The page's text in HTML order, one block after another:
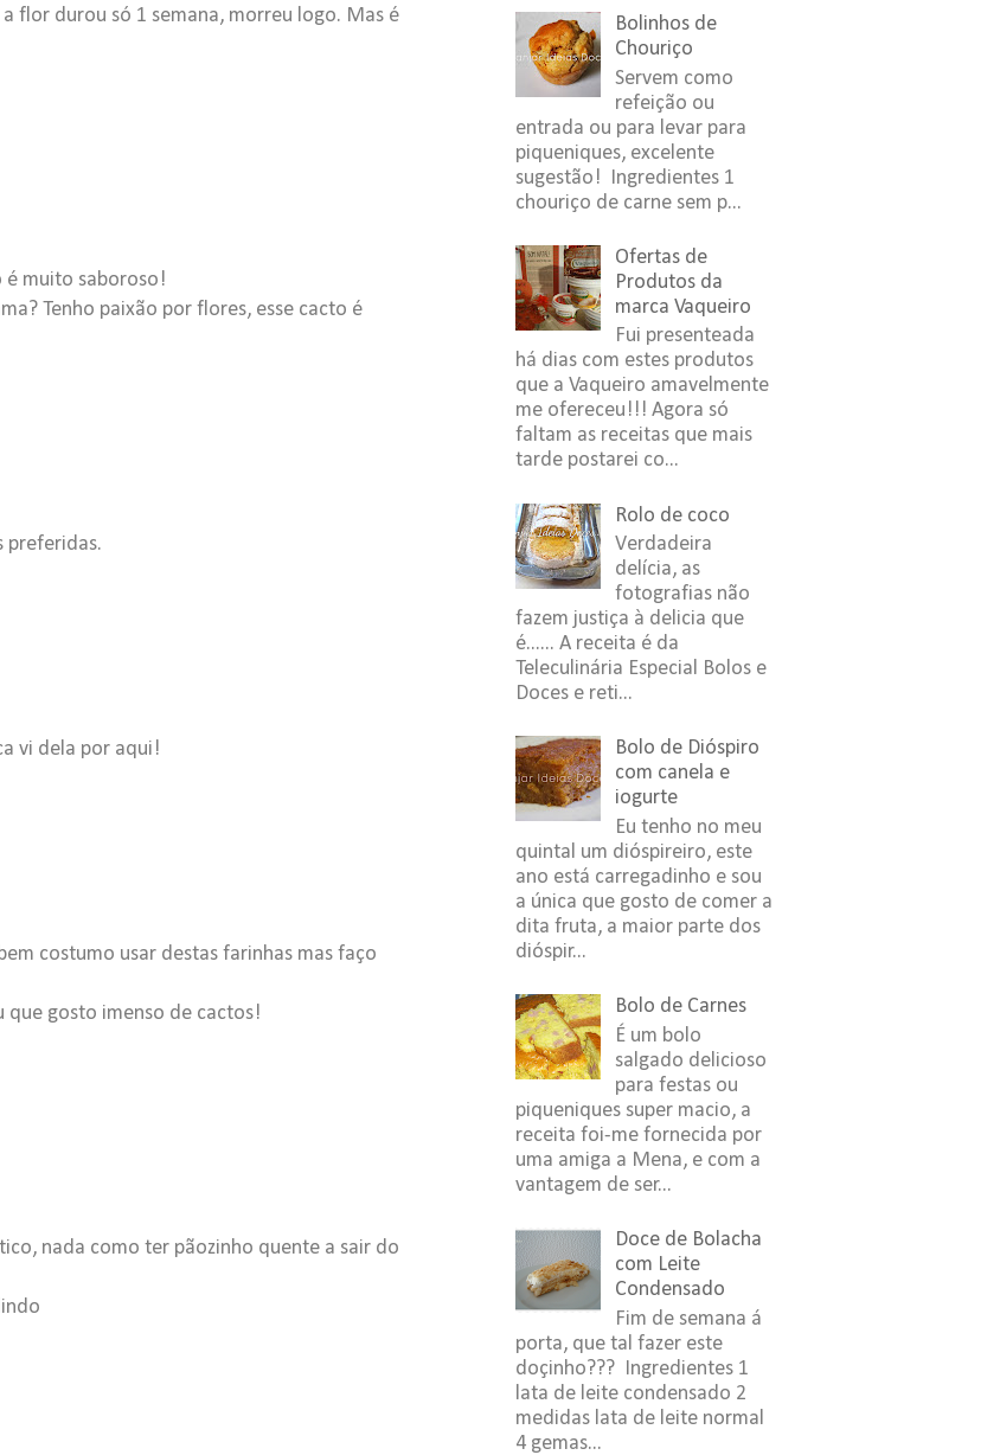
flor durou só 1 semana, morreu logo. Mas é
é muito saboroso!
Tenho paixão por flores, esse cacto é
preferidas.
vi dela por aqui!
costumo usar destas farinhas mas faço
gosto imenso de cactos!
nada como ter pãozinho quente a sair do
Bolinhos de
Chouriço
Servem como
refeição ou
entrada ou para levar para
piqueniques, excelente
sugestão! Ingredientes 1
chouriço de carne sem p...
Ofertas de
Produtos da
marca Vaqueiro
Fui presenteada
há dias com estes produtos
que a Vaqueiro amavelmente
me ofereceu!!! Agora só
faltam as receitas que mais
tarde postarei co...
Rolo de coco
Verdadeira
delícia, as
fotografias não
fazem justiça à delicia que
é...... A receita é da
Teleculinária Especial Bolos e
Doces e reti...
Bolo de Dióspiro
com canela e
iogurte
Eu tenho no meu
quintal um dióspireiro, este
ano está carregadinho e sou
a única que gosto de comer a
dita fruta, a maior parte dos
dióspir...
Bolo de Carnes
É um bolo
salgado delicioso
para festas ou
piqueniques super macio, a
receita foi-me fornecida por
uma amiga a Mena, e com a
vantagem de ser...
Doce de Bolacha
com Leite
Condensado
Fim de semana á
porta, que tal fazer este
doçinho??? Ingredientes 1
lata de leite condensado 2
medidas lata de leite normal
4 gemas...